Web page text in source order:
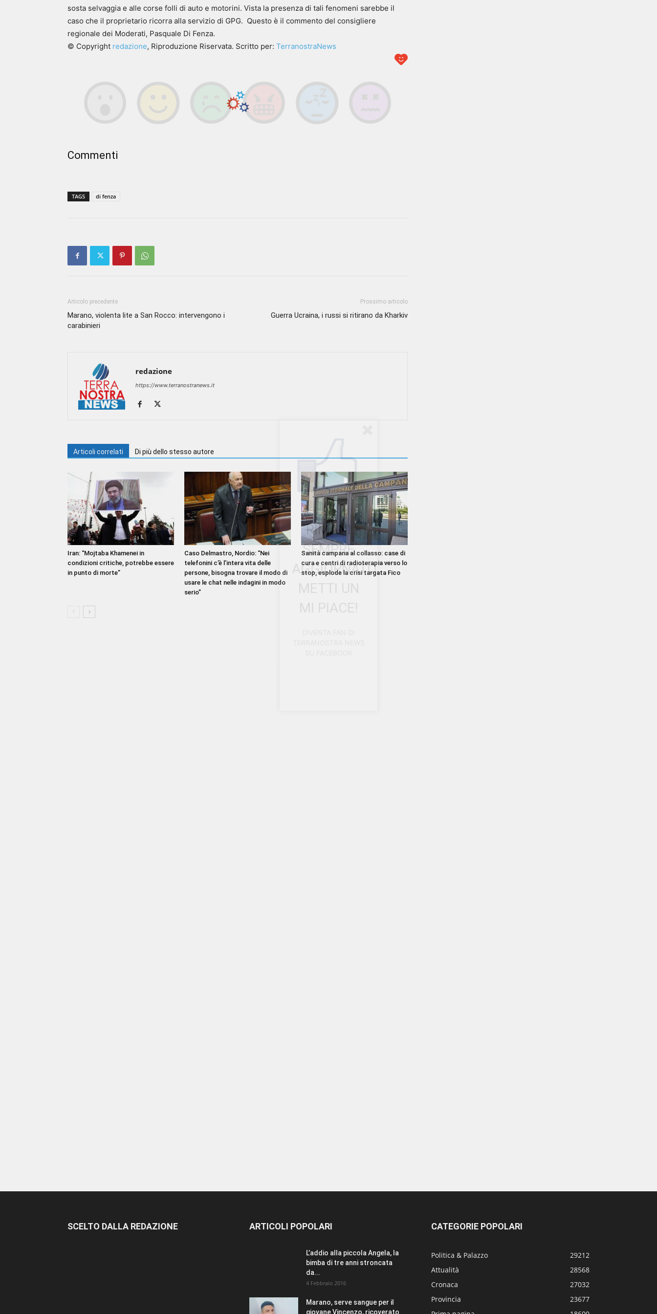
sosta selvaggia e alle corse folli di auto e motorini. Vista la presenza di tali fenomeni sarebbe il
caso che il proprietario ricorra alla servizio di GPG. Questo è il commento del consigliere
regionale dei Moderati, Pasquale Di Fenza.
© Copyright redazione, Riproduzione Riservata. Scritto per: TerranostraNews
Commenti
TAGS di fenza
Articolo precedente
Marano, violenta lite a San Rocco: intervengono i
carabinieri
Prossimo articolo
Guerra Ucraina, i russi si ritirano da Kharkiv
redazione
https://www.terranostranews.it
Articoli correlati Di più dello stesso autore
Iran: “Mojtaba Khamenei in
condizioni critiche, potrebbe essere
in punto di morte”
Caso Delmastro, Nordio: “Nei
telefonini c’è l’intera vita delle
persone, bisogna trovare il modo di
usare le chat nelle indagini in modo
serio”
Sanità campana al collasso: case di
cura e centri di radioterapia verso lo
stop, esplode la crisi targata Fico
SCELTO DALLA REDAZIONE ARTICOLI POPOLARI
L’addio alla piccola Angela, la
bimba di tre anni stroncata
da...
4 Febbraio 2016
Marano, serve sangue per il
giovane Vincenzo, ricoverato
CATEGORIE POPOLARI
Politica & Palazzo
29212
Attualità
28568
Cronaca
27032
Provincia
23677
RIMANI
SEMPRE
AGGIORNATO.